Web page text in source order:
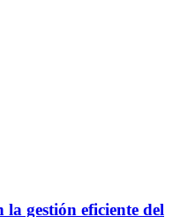
la gestión eficiente del